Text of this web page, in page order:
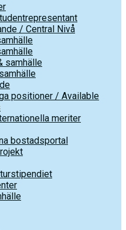
/ Central Nivå
samhälle
positioner / Available
meriter
bostadsportal